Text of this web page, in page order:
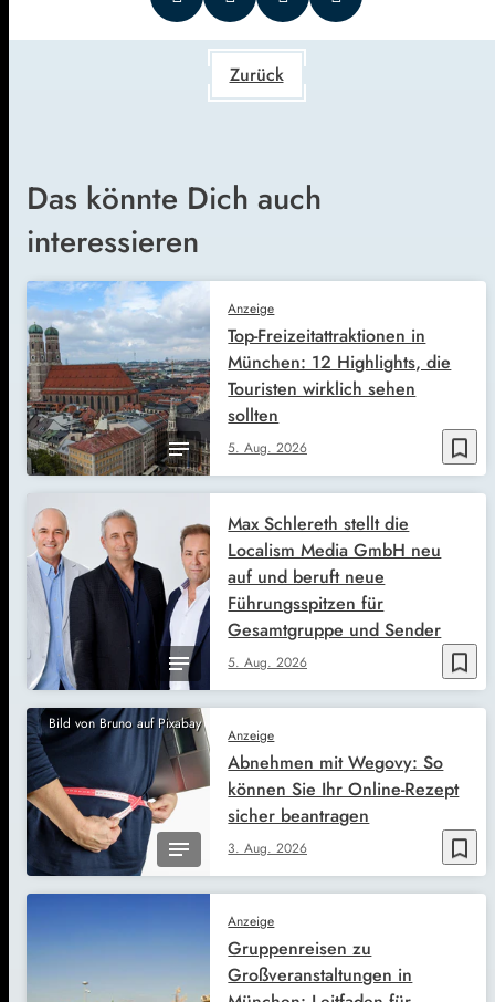
Zurück
Das könnte Dich auch
interessieren
bookmark_border
Anzeige
5. Aug. 2026
Top-Freizeitattraktionen in
München: 12 Highlights, die
Touristen wirklich sehen
sollten
bookmark_border
5. Aug. 2026
Max Schlereth stellt die
Localism Media GmbH neu
auf und beruft neue
Führungsspitzen für
Gesamtgruppe und Sender
Bild von Bruno auf Pixabay
bookmark_border
Anzeige
3. Aug. 2026
Abnehmen mit Wegovy: So
können Sie Ihr Online-Rezept
sicher beantragen
Anzeige
Gruppenreisen zu
Großveranstaltungen in